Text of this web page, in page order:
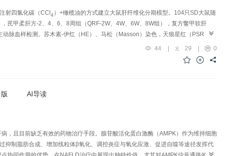
射四氯化碳（CCl 4）+橄榄油的方式建立大鼠肝纤维化分期模型。104只SD大鼠随
芪甲柔肝方-2、4、6、8周组（QRF-2W、4W、6W、8W组），复方鳖甲软肝
脉血样检测。苏木素-伊红（HE）、马松（Masson）染色，天狼星红（PSR）染
化分析仪检测血清肝功能指标；酶联免疫吸附测定法（ELISA）检测血清肝纤维
组差异蛋白，并利用蛋白免疫印迹法（Western blot）对关键蛋白进行验证；最后
P<0.01），各期Model组大鼠血清肝纤维化指标Ⅲ型前胶原肽（PⅢP），Ⅳ型胶
功构建了肝纤维化大鼠分期模型。（2）与各期Model组比较，同时间点各期给
、TBil水平显著降低（P<0.05，P<0.01），各期Model组大鼠PⅢP，Ⅳ-C，
学结果显示：4个期Model组与Control组比较和QRF组与Model组比较共有165个
酶1（MAPK1）、精氨酸酶1（Arg1）、谷胱甘肽S-转移酶α1（GSTA1）水平与
色素P450、精氨酸生物合成、过氧化物酶体增殖物激活受体（PPAR）信号通路
44 | 29 |
0
AI导读
，且目前缺乏有效的药物治疗手段。腺苷酸活化蛋白激酶（AMPK）作为维持细胞
制脂肪合成、增加线粒体β氧化、调控炎症与氧化应激、促进自噬等途径发挥代